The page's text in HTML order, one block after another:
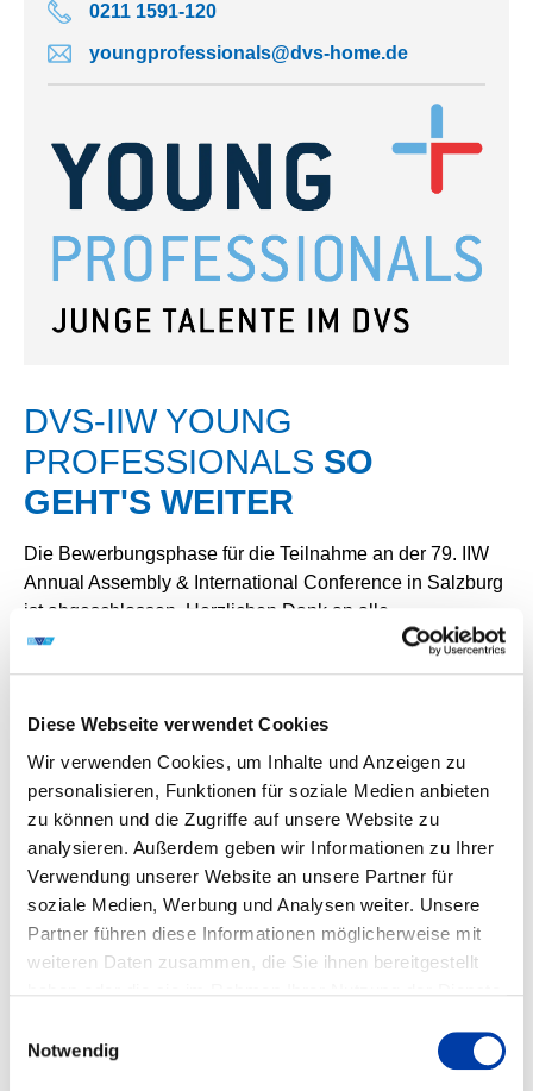
Diese Webseite verwendet Cookies
Wir verwenden Cookies, um Inhalte und Anzeigen zu
personalisieren, Funktionen für soziale Medien anbieten
zu können und die Zugriffe auf unsere Website zu
analysieren. Außerdem geben wir Informationen zu Ihrer
Verwendung unserer Website an unsere Partner für
soziale Medien, Werbung und Analysen weiter. Unsere
Partner führen diese Informationen möglicherweise mit
weiteren Daten zusammen, die Sie ihnen bereitgestellt
Notwendig
DVS-IIW YOUNG
PROFESSIONALS SO
GEHT'S WEITER
Die Bewerbungsphase für die Teilnahme an der 79. IIW
Annual Assembly & International Conference in Salzburg
ist abgeschlossen. Herzlichen Dank an alle
Studierenden, Doktorandinnen und Doktoranden sowie
Den zukünftigen DVS‑IIW Young Professionals sagen wir
bereits heute:
Herzlichen Glückwunsch!
Auf ihre Beiträge, Forschungsergebnisse und
Fachvorträge in Salzburg freuen wir uns ebenso wie auf
den Austausch mit der internationalen IIW‑Community.
Für die Vorbereitungszeit wünschen wir gutes Gelingen –
und blicken mit Spannung auf die Präsentationen und
Begegnungen im Juli 2026.
0211 1591-120
youngprofessionals@dvs-home.de